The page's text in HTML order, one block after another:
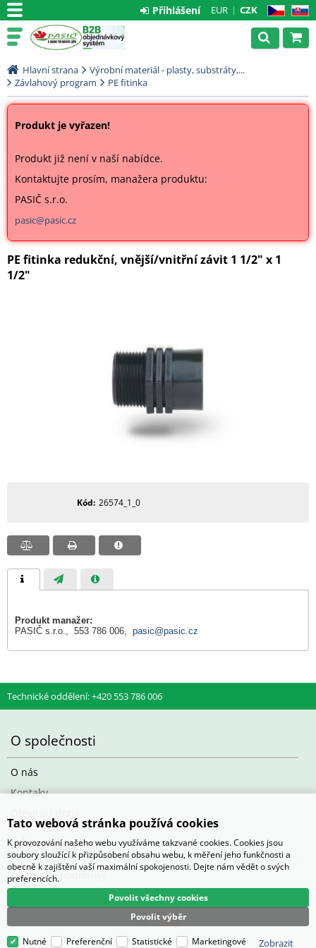
CZ SK
EUR CZK
Přihlášení
Hlavní strana
Výrobní materiál - plasty, substráty,...
Závlahový program
PE fitinka
Produkt je vyřazen!
Produkt již není v naší nabídce.
Kontaktujte prosím, manažera produktu:
PASIČ s.r.o.
pasic@pasic.cz
PE fitinka redukční, vnější/vnitřní závit 1 1/2" x 1
1/2"
Kód 26574_1_0
Produkt manažer:
PASIČ s.r.o., 553 786 006, pasic@pasic.cz
Technické oddělení: +420 553 786 006
O společnosti
O nás
Kontaky
Jak nakupovat
Obchodní podmínky
Tato webová stránka používá cookies
K provozování našeho webu využíváme takzvané cookies. Cookies jsou
soubory sloužící k přizpůsobení obsahu webu, k měření jeho funkčnosti a
obecně k zajištění vaší maximální spokojenosti. Dejte nám vědět o svých
preferencích.
Povolit výběr
Povolit všechny cookies
Nutné Preferenční Statistické Marketingové Zobrazit